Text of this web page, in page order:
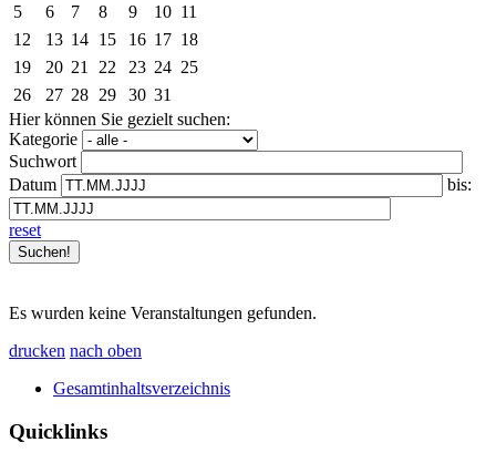
5
6 7 8 9 10 11
12
13 14 15 16 17 18
19
20 21 22 23 24 25
26
27 28 29 30 31
Hier können Sie gezielt suchen:
Kategorie
Suchwort
Datum
bis:
reset
Es wurden keine Veranstaltungen gefunden.
drucken nach oben
Gesamtinhaltsverzeichnis
Quicklinks